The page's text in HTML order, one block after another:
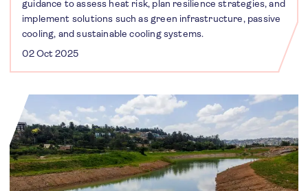
guidance to assess heat risk, plan resilience strategies, and
implement solutions such as green infrastructure, passive
cooling, and sustainable cooling systems.
02 Oct 2025